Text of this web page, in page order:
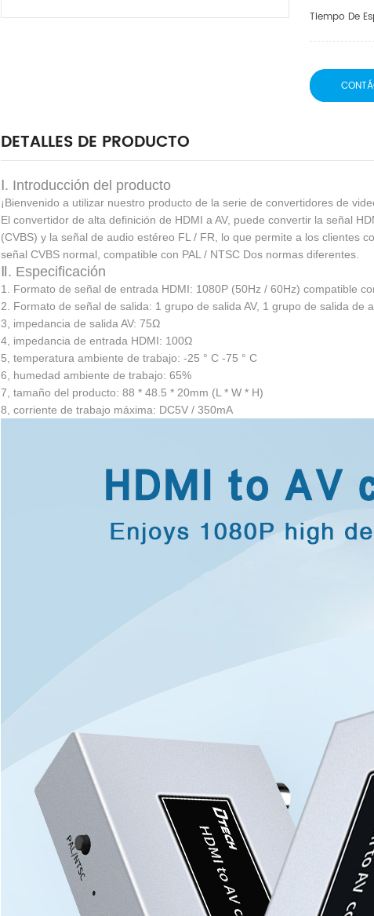
Tiempo De
DETALLES DE PRODUCTO
Ⅰ. Introducción del producto
¡Bienvenido a utilizar nuestro producto de la serie de convertidores de
El convertidor de alta definición de HDMI a AV, puede convertir la señal
(CVBS) y la señal de audio estéreo FL / FR, lo que permite a los clientes
señal CVBS normal, compatible con PAL / NTSC Dos normas diferentes.
Ⅱ. Especificación
1. Formato de señal de entrada HDMI: 1080P (50Hz / 60Hz) compatible
2. Formato de señal de salida: 1 grupo de salida AV, 1 grupo de salida de
3, impedancia de salida AV: 75Ω
4, impedancia de entrada HDMI: 100Ω
5, temperatura ambiente de trabajo: -25 ° C -75 ° C
6, humedad ambiente de trabajo: 65%
7, tamaño del producto: 88 * 48.5 * 20mm (L * W * H)
8, corriente de trabajo máxima: DC5V / 350mA